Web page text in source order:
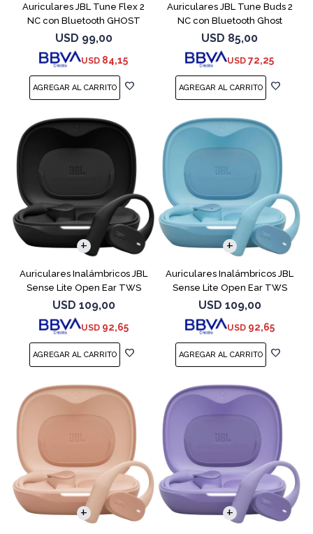
Auriculares JBL Tune Flex 2
NC con Bluetooth GHOST
EDITION
USD 99,00
USD 84,15
Auriculares JBL Tune Buds 2
NC con Bluetooth Ghost
USD 85,00
USD 72,25
Auriculares Inalámbricos JBL
Sense Lite Open Ear TWS
Negro
USD 109,00
USD 92,65
Auriculares Inalámbricos JBL
Sense Lite Open Ear TWS
Azul
USD 109,00
USD 92,65